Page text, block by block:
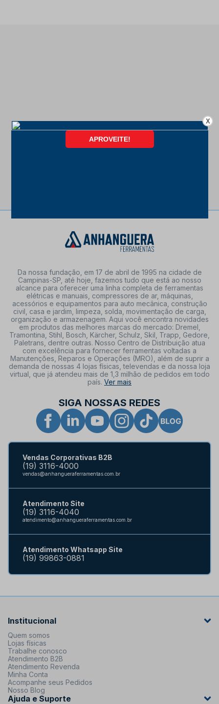
FORMAS DE PAGAMENTO
Da nossa fundação, em 17 de abril de 1995 na cidade de
Campinas-SP, até hoje, fazemos tudo que está ao nosso
alcance para oferecer uma linha completa de ferramentas
elétricas e manuais, compressores de ar, máquinas,
acessórios e equipamentos para auto mecânica, construção
civil, casa e jardim, limpeza, solda, movimentação de carga,
organização e armazenagem. Aqui você encontra novidades
em produtos das melhores marcas do mercado: Dremel,
Tramontina, Stihl, Bosch, Kärcher, Schulz, Skil, Trapp, Gedore,
Paletrans, dentre outras. Nosso Centro de Distribuição atua
com excelência para fornecer ferramentas voltadas a
Manutenções, Reparos e Operações (MRO), além de suprir a
demanda de nossas 4 lojas físicas, televendas e da nossa loja
virtual, que já atendeu mais de 1,3 milhão de pedidos em todo
país. Ver mais
SIGA NOSSAS REDES
Vendas Corporativas B2B
(19) 3116-4000
vendas@anhangueraferramentas.com.br
Atendimento Site
(19) 3116-4040
atendimento@anhangueraferramentas.com.br
Atendimento Whatsapp Site
(19) 99863-0881
Institucional
Quem somos
Lojas físicas
Trabalhe conosco
Atendimento B2B
Atendimento Revenda
Minha Conta
Acompanhe seus Pedidos
Nosso Blog
Ajuda e Suporte
X